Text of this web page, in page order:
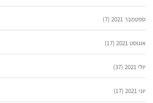
ספטמבר 2021 (7)
אוגוסט 2021 (17)
יולי 2021 (37)
יוני 2021 (17)